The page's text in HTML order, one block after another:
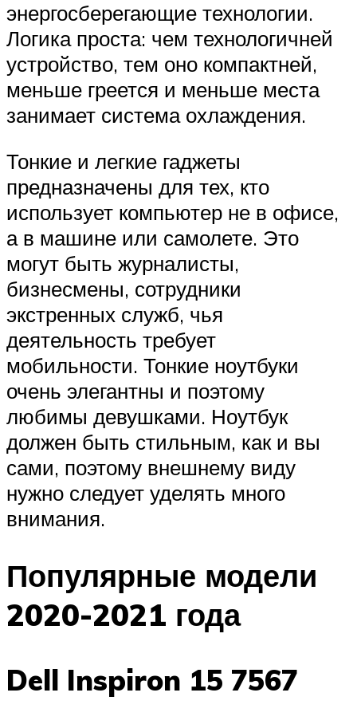
энергосберегающие технологии.
Логика проста: чем технологичней
устройство, тем оно компактней,
меньше греется и меньше места
занимает система охлаждения.
Тонкие и легкие гаджеты
предназначены для тех, кто
использует компьютер не в офисе,
а в машине или самолете. Это
могут быть журналисты,
бизнесмены, сотрудники
экстренных служб, чья
деятельность требует
мобильности. Тонкие ноутбуки
очень элегантны и поэтому
любимы девушками. Ноутбук
должен быть стильным, как и вы
сами, поэтому внешнему виду
нужно следует уделять много
внимания.
Популярные модели
2020-2021 года
Dell Inspiron 15 7567